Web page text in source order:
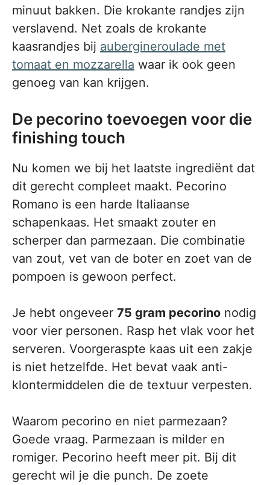
minuut bakken. Die krokante randjes zijn
verslavend. Net zoals de krokante
kaasrandjes bij aubergineroulade met
tomaat en mozzarella waar ik ook geen
genoeg van kan krijgen.
De pecorino toevoegen voor die
finishing touch
Nu komen we bij het laatste ingrediënt dat
dit gerecht compleet maakt. Pecorino
Romano is een harde Italiaanse
schapenkaas. Het smaakt zouter en
scherper dan parmezaan. Die combinatie
van zout, vet van de boter en zoet van de
pompoen is gewoon perfect.
Je hebt ongeveer 75 gram pecorino nodig
voor vier personen. Rasp het vlak voor het
serveren. Voorgeraspte kaas uit een zakje
is niet hetzelfde. Het bevat vaak anti-
klontermiddelen die de textuur verpesten.
Waarom pecorino en niet parmezaan?
Goede vraag. Parmezaan is milder en
romiger. Pecorino heeft meer pit. Bij dit
gerecht wil je die punch. De zoete